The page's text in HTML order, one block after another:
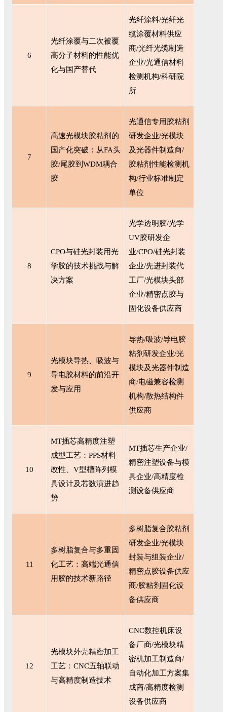
6
光纤涂覆与二次被覆
高分子材料的性能优
化与国产替代
光纤涂料/光纤光
缆涂覆材料供应
商/光纤光缆制造
企业/光通信材料
检测机构/科研院
所
7
高速光模块胶粘剂的
国产化突破：从FA头
胶/尾胶到WDM耦合
胶
光通信专用胶粘剂
研发企业/光模块
及光器件制造商/
胶粘剂性能检测机
构/行业标准制定
单位
8
CPO与硅光封装用光
学胶的技术挑战与解
决方案
光学透明胶/光学
UV胶研发企
业/CPO/硅光封装
企业/先进封装代
工厂/光模块头部
企业/精密点胶与
固化设备供应商
9
光模块导热、吸波与
导电胶材料的前沿开
发与应用
导热/吸波/导电胶
粘剂研发企业/光
模块及光器件制造
商/电磁兼容检测
机构/散热结构件
供应商
10
MT插芯高精度注塑
成型工艺：PPS材料
改性、V型槽阵列模
具设计及芯数演进趋
势
MT插芯生产企业/
精密注塑设备与模
具企业/高精度检
测设备供应商
11
多树脂复合与多重固
化工艺：高端光通信
用胶的技术新路径
多树脂复合胶粘剂
研发企业/光模块
封装与组装企业/
精密点胶设备供应
商/胶粘剂固化设
备供应商
12
光模块外壳精密加工
工艺：CNC五轴联动
与高精度制造技术
CNC数控机床设
备厂商/光模块精
密机加工制造商/
自动化加工方案集
成商/高精度检测
设备供应商